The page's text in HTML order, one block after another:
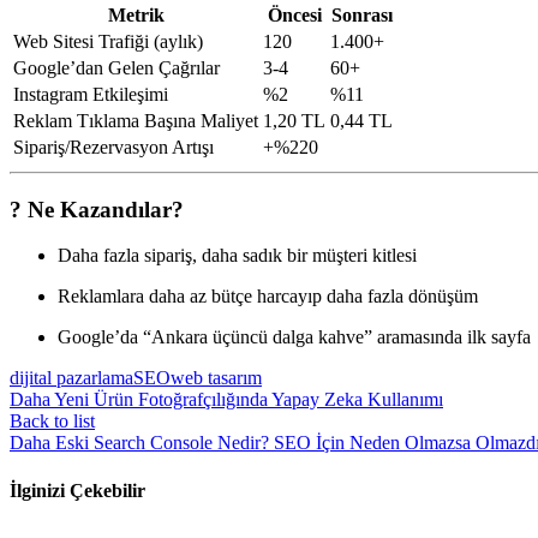
Metrik Öncesi Sonrası
Web Sitesi Trafiği (aylık)
120
1.400+
Google’dan Gelen Çağrılar
3-4
60+
Instagram Etkileşimi
%2
%11
Reklam Tıklama Başına Maliyet 1,20 TL 0,44 TL
Sipariş/Rezervasyon Artışı
+%220
? Ne Kazandılar?
Daha fazla sipariş, daha sadık bir müşteri kitlesi
Reklamlara daha az bütçe harcayıp daha fazla dönüşüm
Google’da “Ankara üçüncü dalga kahve” aramasında ilk sayfa
dijital pazarlamaSEOweb tasarım
Daha Yeni Ürün Fotoğrafçılığında Yapay Zeka Kullanımı
Back to list
Daha Eski Search Console Nedir? SEO İçin Neden Olmazsa
İlginizi Çekebilir